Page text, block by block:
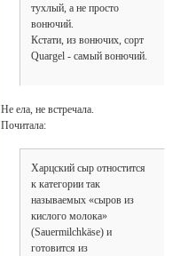
тухлый, а не просто
вонючий.
Кстати, из вонючих, сорт
Quargel - самый вонючий.
Не ела, не встречала.
Почитала:
Харцский сыр отностится
к категории так
называемых «сыров из
кислого молока»
(Sauermilchkäse) и
готовится из